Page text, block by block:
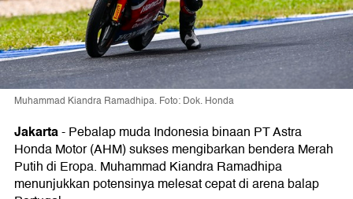
Muhammad Kiandra Ramadhipa. Foto: Dok. Honda
Jakarta-Pebalap muda Indonesia binaan PT Astra
Honda Motor (AHM) sukses mengibarkan bendera Merah
Putih di Eropa. Muhammad Kiandra Ramadhipa
menunjukkan potensinya melesat cepat di arena balap